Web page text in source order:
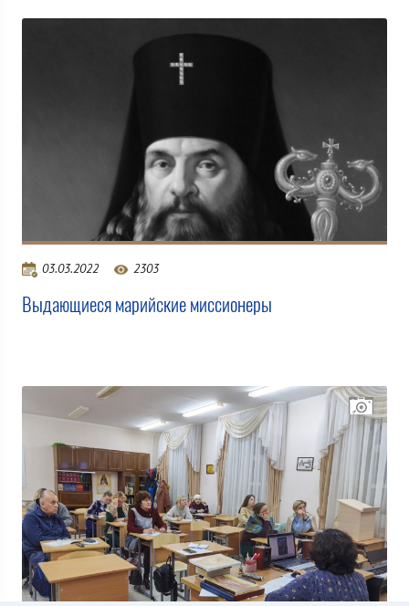
03.03.2022 2303
Выдающиеся марийские миссионеры